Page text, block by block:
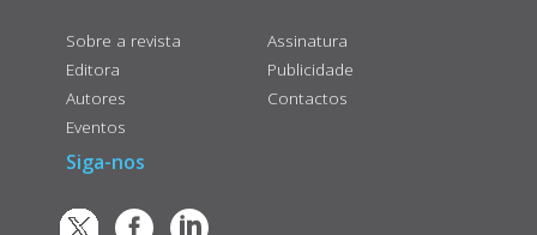
Sobre a revista
Editora
Autores
Eventos
Assinatura
Publicidade
Contactos
Siga-nos